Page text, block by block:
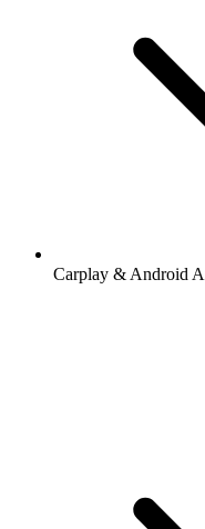
Carplay & Android